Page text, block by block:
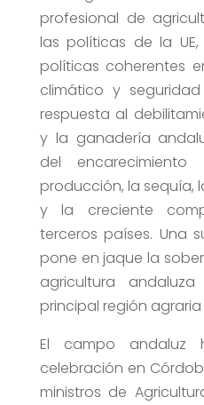
profesional de
las políticas de la
políticas coherentes
climático y
respuesta al
y la ganadería
del
producción, la sequía,
y la creciente
terceros países. Una
pone en jaque la
agricultura
principal región
El campo andaluz
celebración en
ministros de